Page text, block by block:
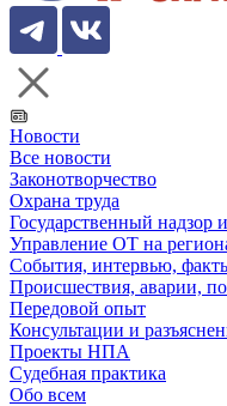
Новости
Все новости
Законотворчество
Охрана труда
Государственный надзор
Управление ОТ на
События, интервью,
Происшествия, аварии,
Передовой опыт
Консультации и
Проекты НПА
Судебная практика
Обо всем